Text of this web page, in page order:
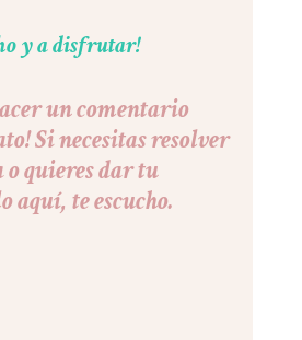
y a disfrutar!
un comentario
Si necesitas resolver
quieres dar tu
aquí, te escucho.